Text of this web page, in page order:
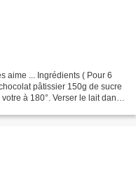
aime ... Ingrédients ( Pour 6
pâtissier 150g de sucre
à 180°. Verser le lait dans